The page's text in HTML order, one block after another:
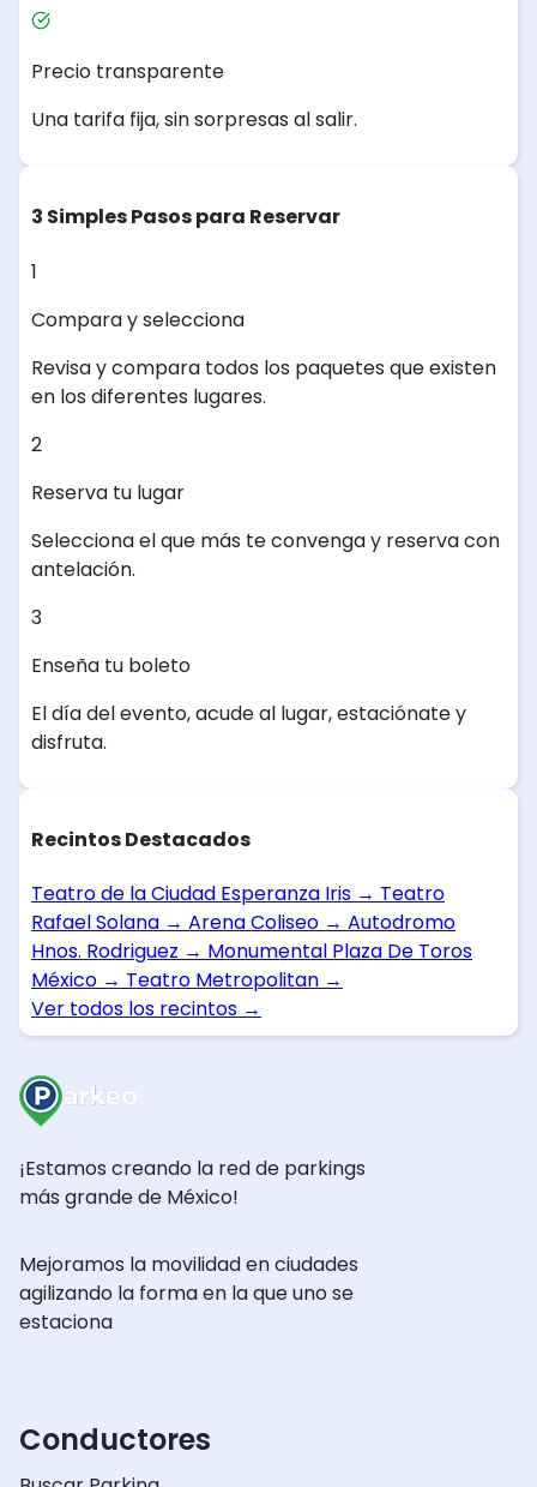
Precio transparente
Una tarifa fija, sin sorpresas al salir.
3 Simples Pasos para Reservar
1
Compara y selecciona
Revisa y compara todos los paquetes que existen
en los diferentes lugares.
2
Reserva tu lugar
Selecciona el que más te convenga y reserva con
antelación.
3
Enseña tu boleto
El día del evento, acude al lugar, estaciónate y
disfruta.
Recintos Destacados
Teatro de la Ciudad Esperanza Iris → Teatro
Rafael Solana → Arena Coliseo → Autodromo
Hnos. Rodriguez → Monumental Plaza De Toros
México → Teatro Metropolitan →
Ver todos los recintos →
¡Estamos creando la red de parkings
más grande de México!
Mejoramos la movilidad en ciudades
agilizando la forma en la que uno se
estaciona
Conductores